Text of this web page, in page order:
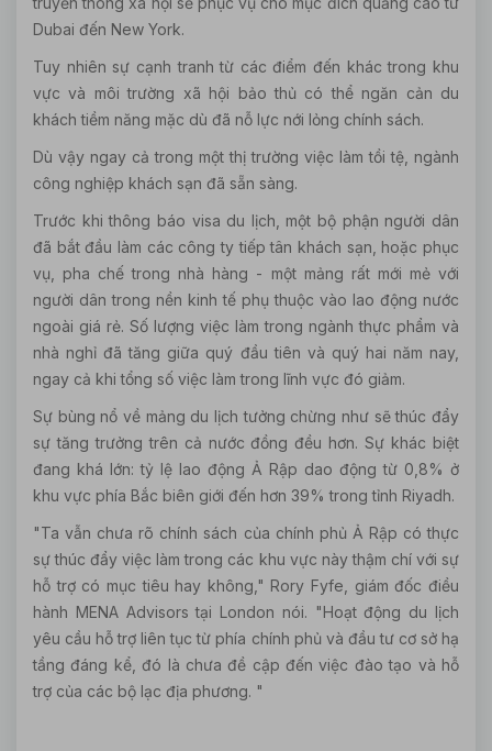
Dubai đến New York.
Tuy nhiên sự cạnh tranh từ các điểm đến khác trong khu
vực và môi trường xã hội bảo thủ có thể ngăn cản du
khách tiềm năng mặc dù đã nỗ lực nới lỏng chính sách.
Dù vậy ngay cả trong một thị trường việc làm tồi tệ, ngành
công nghiệp khách sạn đã sẵn sàng.
Trước khi thông báo visa du lịch, một bộ phận người dân
đã bắt đầu làm các công ty tiếp tân khách sạn, hoặc phục
vụ, pha chế trong nhà hàng - một mảng rất mới mẻ với
người dân trong nền kinh tế phụ thuộc vào lao động nước
ngoài giá rẻ. Số lượng việc làm trong ngành thực phẩm và
nhà nghỉ đã tăng giữa quý đầu tiên và quý hai năm nay,
ngay cả khi tổng số việc làm trong lĩnh vực đó giảm.
Sự bùng nổ về mảng du lịch tưởng chừng như sẽ thúc đẩy
sự tăng trưởng trên cả nước đồng đều hơn. Sự khác biệt
đang khá lớn: tỷ lệ lao động Ả Rập dao động từ 0,8% ở
khu vực phía Bắc biên giới đến hơn 39% trong tỉnh Riyadh.
"Ta vẫn chưa rõ chính sách của chính phủ Ả Rập có thực
sự thúc đẩy việc làm trong các khu vực này thậm chí với sự
hỗ trợ có mục tiêu hay không," Rory Fyfe, giám đốc điều
hành MENA Advisors tại London nói. "Hoạt động du lịch
yêu cầu hỗ trợ liên tục từ phía chính phủ và đầu tư cơ sở hạ
tầng đáng kể, đó là chưa đề cập đến việc đào tạo và hỗ
trợ của các bộ lạc địa phương. "